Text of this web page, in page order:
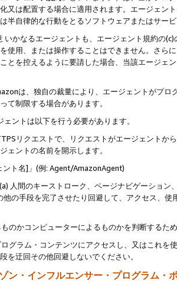
又は配置する場合に適用されます。エージェン
半自律的な行動をとるソフトウェアまたはサー
いかなるエージェントも、エージェント規約の
使用、または操作することはできません。さら
とを控えるように要請した場合、当該エージェ
は、独自の裁量により、エージェントがプ
て制限する場合があります。
ェントは以下を行う必要があります。
リクエストで、リクエストがエージェントか
ェントの名前を開示します。
ント名]」(例: Agent/AmazonAgent)
人間のキーストローク、ページナビゲーショ
他の手段を完了させたり回避して、アクセス、
のかコンピューターによるものかを判断するた
グラム・コンテンツにアクセスし、又はこれ
を迂回その他回避しないでください。
ン・インフルエンサー・プログラム・